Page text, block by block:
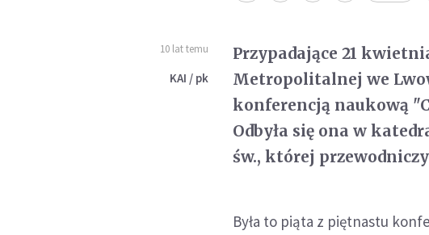
10 lat temu
KAI / pk
Przypadające 21
Metropolitalnej we
konferencją naukową
Odbyła się ona w
św., której
Była to piąta z piętnastu